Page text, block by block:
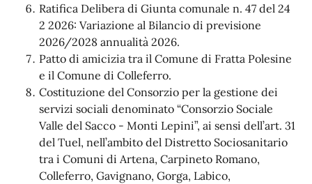
Ratifica Delibera di Giunta comunale n. 47 del 24
2 2026: Variazione al Bilancio di previsione
2026/2028 annualità 2026.
Patto di amicizia tra il Comune di Fratta Polesine
e il Comune di Colleferro.
Costituzione del Consorzio per la gestione dei
servizi sociali denominato “Consorzio Sociale
Valle del Sacco - Monti Lepini”, ai sensi dell’art. 31
del Tuel, nell’ambito del Distretto Sociosanitario
tra i Comuni di Artena, Carpineto Romano,
Colleferro, Gavignano, Gorga, Labico,